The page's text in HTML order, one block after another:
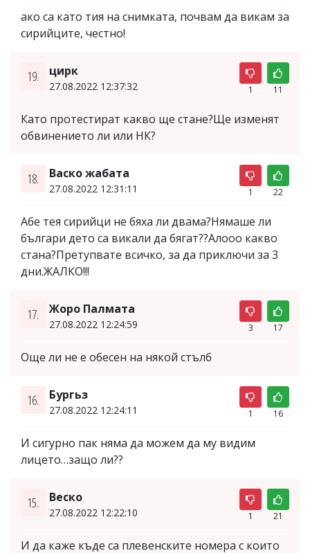
ако са като тия на снимката, почвам да викам за
сирийците, честно!
19. цирк
27.08.2022 12:37:32 1 11
Като протестират какво ще стане?Ще изменят
обвинението ли или НК?
18. Васко жабата
27.08.2022 12:31:11 1 22
Абе тея сирийци не бяха ли двама?Нямаше ли
българи дето са викали да бягат??Алооо какво
стана?Претупвате всичко, за да приключи за 3
дни.ЖАЛКО!!!
17. Жоро Палмата
27.08.2022 12:24:59 3 17
Още ли не е обесен на някой стълб
16. Бургьз
27.08.2022 12:24:11 1 16
И сигурно пак няма да можем да му видим
лицето…защо ли??
15. Веско
27.08.2022 12:22:10 1 21
И да каже къде са плевенските номера с които